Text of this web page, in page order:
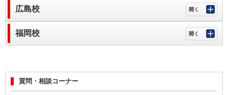
広島校
福岡校
質問・相談コーナー